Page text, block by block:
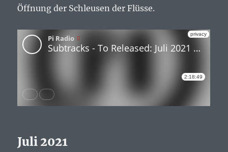
Öffnung der Schleusen der Flüsse.
Juli 2021